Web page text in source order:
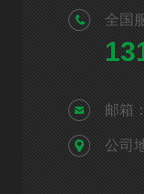
全国
邮箱：
公司